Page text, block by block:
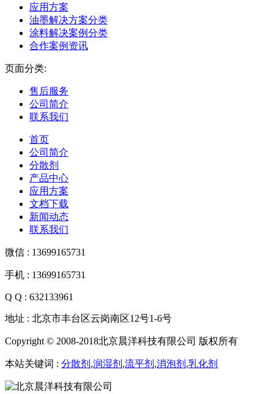
应用方案
油墨解决方案分类
涂料解决案例分类
合作案例资讯
页面分类:
售后服务
公司简介
联系我们
首页
公司简介
分散剂
产品中心
应用方案
文档下载
新闻动态
联系我们
微信 : 13699165731
手机 : 13699165731
Q Q : 632133961
地址 : 北京市丰台区云岗南区12号1-6号
Copyright © 2008-2018北京晨洋科技有限公司 版权所有
本站关键词 : 分散剂 ,润湿剂 ,流平剂 ,消泡剂 ,乳化剂